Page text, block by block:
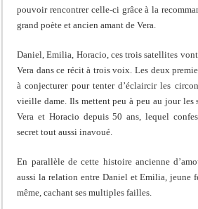
pouvoir rencontrer celle-ci grâce à la
grand poète et ancien amant de Vera.
Daniel, Emilia, Horacio, ces trois satellites
Vera dans ce récit à trois voix. Les deux
à conjecturer pour tenter d’éclaircir les
vieille dame. Ils mettent peu à peu au jour
Vera et Horacio depuis 50 ans, lequel
secret tout aussi inavoué.
En parallèle de cette histoire ancienne
aussi la relation entre Daniel et Emilia, jeune
même, cachant ses multiples failles.